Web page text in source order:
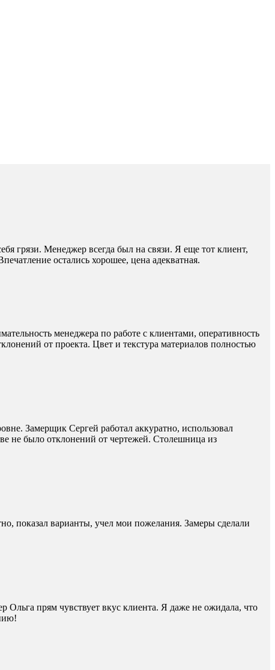
грязи. Менеджер всегда был на связи. Я еще тот клиент,
остались хорошее, цена адекватная.
менеджера по работе с клиентами, оперативность
от проекта. Цвет и текстура материалов полностью
Замерщик Сергей работал аккуратно, использовал
не было отклонений от чертежей. Столешница из
показал варианты, учел мои пожелания. Замеры сделали
Ольга прям чувствует вкус клиента. Я даже не ожидала, что